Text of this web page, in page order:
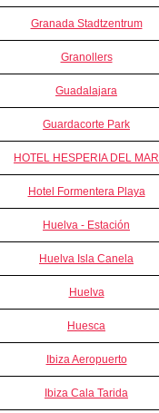
Granada Stadtzentrum
Granollers
Guadalajara
Guardacorte Park
HOTEL HESPERIA DEL MAR
Hotel Formentera Playa
Huelva - Estación
Huelva Isla Canela
Huelva
Huesca
Ibiza Aeropuerto
Ibiza Cala Tarida